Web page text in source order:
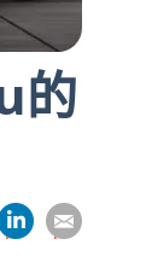
的
分
分
享
享